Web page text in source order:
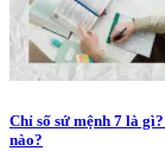
Chỉ số sứ mệnh 7 là
nào?